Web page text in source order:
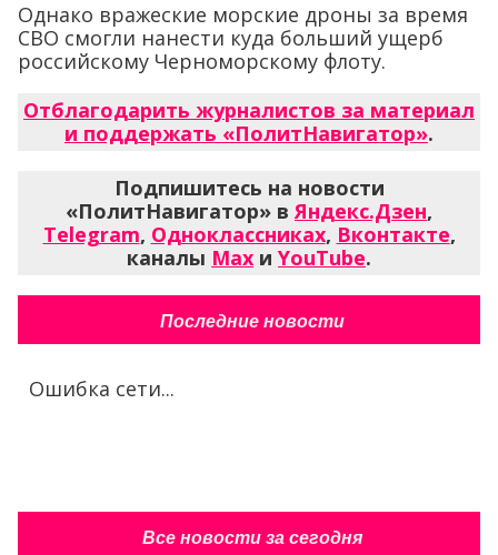
Однако вражеские морские дроны за время
СВО смогли нанести куда больший ущерб
российскому Черноморскому флоту.
Отблагодарить журналистов за материал
и поддержать «ПолитНавигатор».
Подпишитесь на новости
«ПолитНавигатор» вЯндекс.Дзен,
Telegram, Одноклассниках, Вконтакте,
каналы Max и YouTube.
Последние новости
Ошибка сети...
Все новости за сегодня